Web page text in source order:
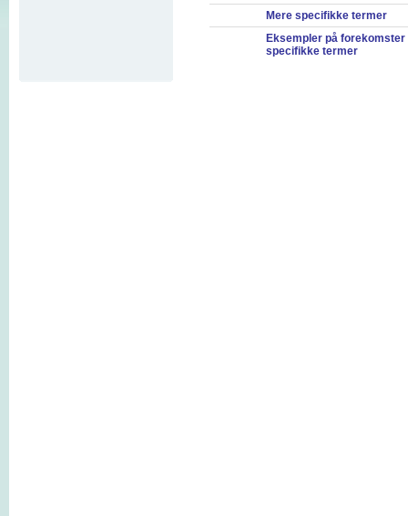
Mere specifikke termer
Eksempler på forekomster
specifikke termer